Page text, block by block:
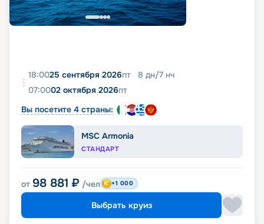
18:0025 сентября 2026пт 8 дн/7 нч
07:0002 октября 2026пт
Вы посетите 4 страны:
MSC Armonia
СТАНДАРТ
от 98 881 ₽ /чел +1 000
Выбрать круиз